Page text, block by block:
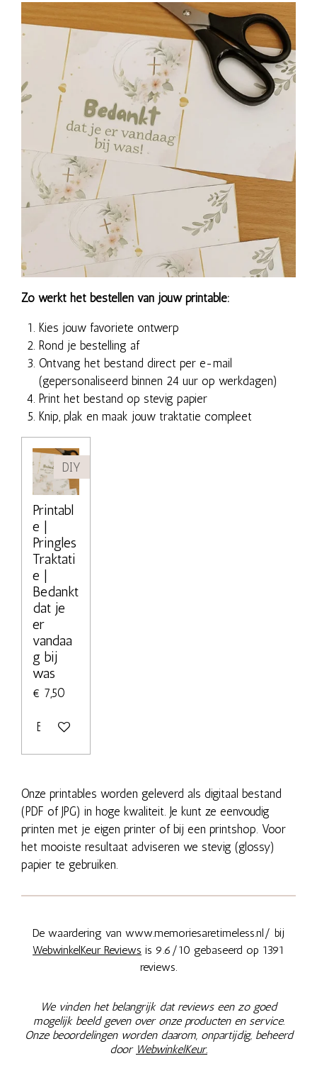
Zo werkt het bestellen van jouw printable:
Kies jouw favoriete ontwerp
Rond je bestelling af
Ontvang het bestand direct per e-mail
(gepersonaliseerd binnen 24 uur op werkdagen)
Print het bestand op stevig papier
Knip, plak en maak jouw traktatie compleet
DIY
Printabl
e |
Pringles
Traktati
e |
Bedankt
dat je
er
vandaa
g bij
was
€ 7,50
Bekijk details
Onze printables worden geleverd als digitaal bestand
(PDF of JPG) in hoge kwaliteit. Je kunt ze eenvoudig
printen met je eigen printer of bij een printshop. Voor
het mooiste resultaat adviseren we stevig (glossy)
papier te gebruiken.
De waardering van www.memoriesaretimeless.nl/ bij
WebwinkelKeur Reviews is 9.6/10 gebaseerd op 1391
reviews.
We vinden het belangrijk dat reviews een zo goed
mogelijk beeld geven over onze producten en service.
Onze beoordelingen worden daarom, onpartijdig, beheerd
door WebwinkelKeur.